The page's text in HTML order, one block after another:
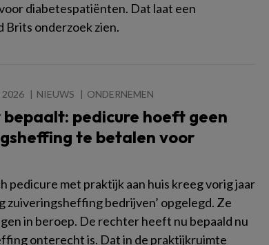
diabetespatiënten. Dat laat een
Brits onderzoek zien.
2026 NIEUWS ONDERNEMEN
bepaalt: pedicure hoeft geen
te betalen voor
pedicure met praktijk aan huis kreeg vorig jaar
zuiveringsheffing bedrijven’ opgelegd. Ze
in beroep. De rechter heeft nu bepaald nu
onterecht is. Dat in de praktijkruimte